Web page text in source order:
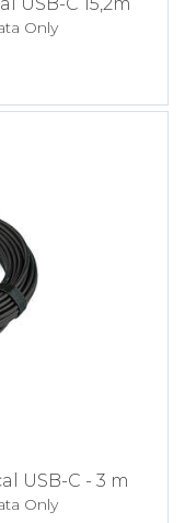
Only
USB-C - 3 m
Only